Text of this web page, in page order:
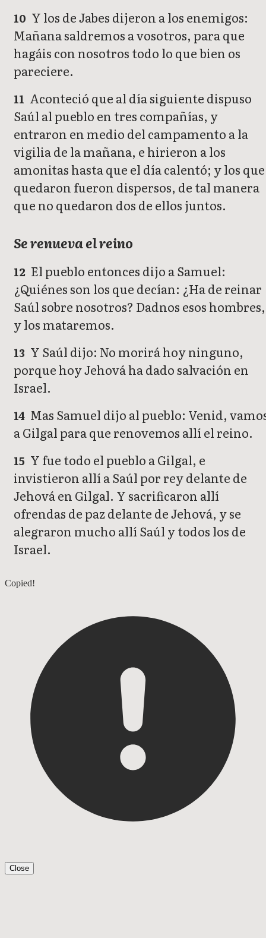
10 Y los de Jabes dijeron a los enemigos:
Mañana saldremos a vosotros, para que
hagáis con nosotros todo lo que bien os
pareciere.
11 Aconteció que al día siguiente dispuso
Saúl al pueblo en tres compañías, y
entraron en medio del campamento a la
vigilia de la mañana, e hirieron a los
amonitas hasta que el día calentó; y los que
quedaron fueron dispersos, de tal manera
que no quedaron dos de ellos juntos.
Se renueva el reino
12 El pueblo entonces dijo a Samuel:
¿Quiénes son los que decían: ¿Ha de reinar
Saúl sobre nosotros? Dadnos esos hombres,
y los mataremos.
13 Y Saúl dijo: No morirá hoy ninguno,
porque hoy Jehová ha dado salvación en
Israel.
14 Mas Samuel dijo al pueblo: Venid,
a Gilgal para que renovemos allí el reino.
15 Y fue todo el pueblo a Gilgal, e
invistieron allí a Saúl por rey delante de
Jehová en Gilgal. Y sacrificaron allí
ofrendas de paz delante de Jehová, y se
alegraron mucho allí Saúl y todos los de
Israel.
1 Samuel 10
Copied!
Close